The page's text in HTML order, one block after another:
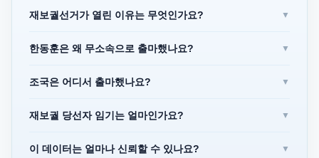
재보궐선거가 열린 이유는 무엇인가요? ▼
한동훈은 왜 무소속으로 출마했나요? ▼
조국은 어디서 출마했나요? ▼
재보궐 당선자 임기는 얼마인가요? ▼
이 데이터는 얼마나 신뢰할 수 있나요? ▼